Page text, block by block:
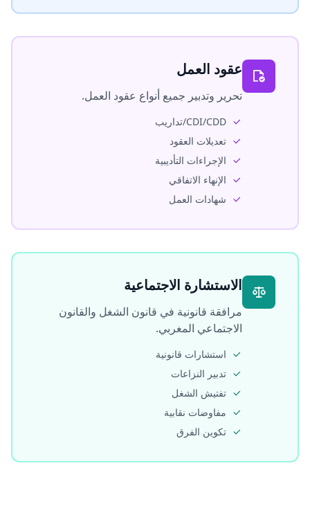
عقود العمل
تحرير وتدبير جميع أنواع عقود العمل.
CDI/CDD/تداريب
تعديلات العقود
الإجراءات التأديبية
الإنهاء الاتفاقي
شهادات العمل
الاستشارة الاجتماعية
مرافقة قانونية في قانون الشغل والقانون
الاجتماعي المغربي.
استشارات قانونية
تدبير النزاعات
تفتيش الشغل
مفاوضات نقابية
تكوين الفرق